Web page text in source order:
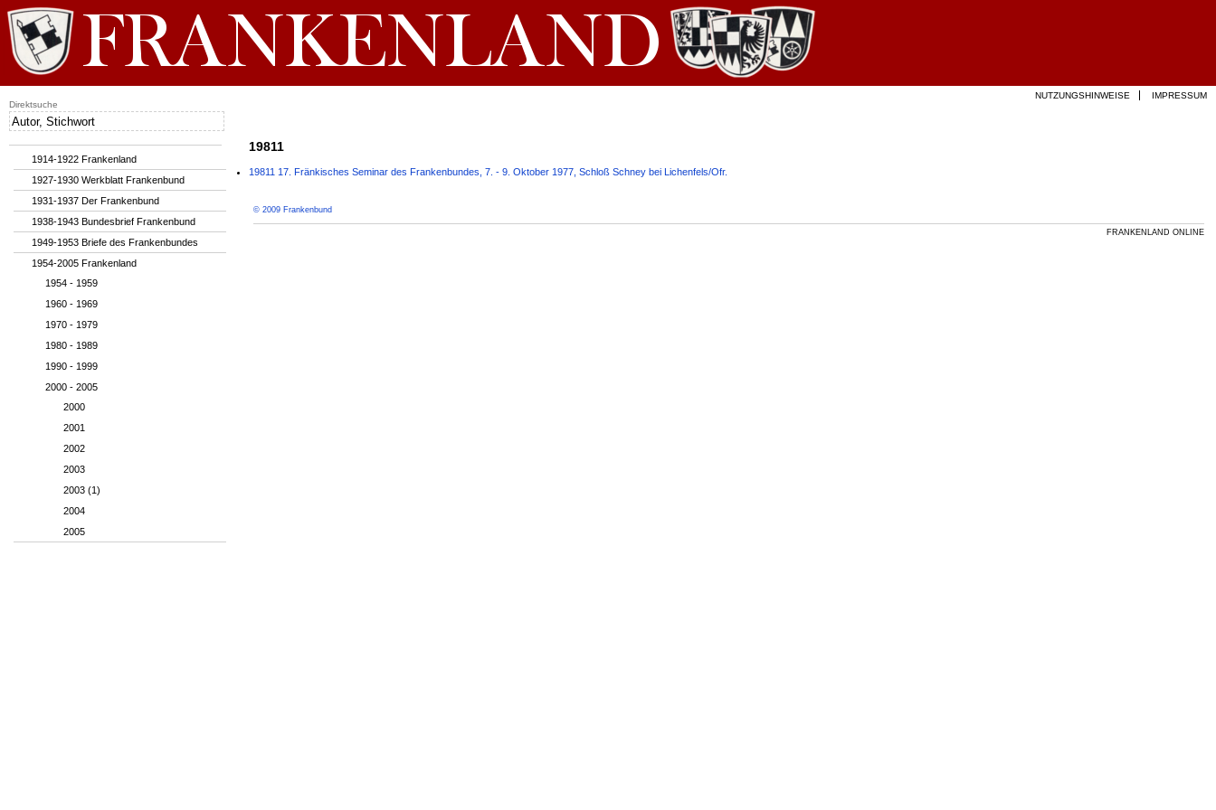
19811
19811 17. Fränkisches Seminar des Frankenbundes, 7. - 9. Oktober 1977, Schloß Schney bei Lichenfels/Ofr.
© 2009 Frankenbund
FRANKENLAND ONLINE
1914-1922 Frankenland
1927-1930 Werkblatt Frankenbund
1931-1937 Der Frankenbund
1938-1943 Bundesbrief Frankenbund
1949-1953 Briefe des Frankenbundes
1954-2005 Frankenland
1954 - 1959
1960 - 1969
1970 - 1979
1980 - 1989
1990 - 1999
2000 - 2005
2000
2001
2002
2003
2003 (1)
2004
2005
NUTZUNGSHINWEISE
IMPRESSUM
Direktsuche